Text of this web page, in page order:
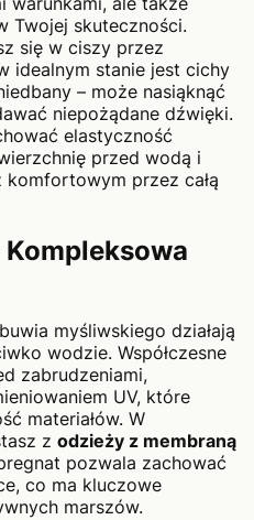
Twojej skuteczności.
się w ciszy przez
idealnym stanie jest cichy
– może nasiąknąć
niepożądane dźwięki.
elastyczność
przed wodą i
przez całą
Kompleksowa
myśliwskiego działają
wodzie. Współczesne
zabrudzeniami,
UV, które
materiałów. W
z odzieży z membraną
pozwala zachować
co ma kluczowe
marszów.